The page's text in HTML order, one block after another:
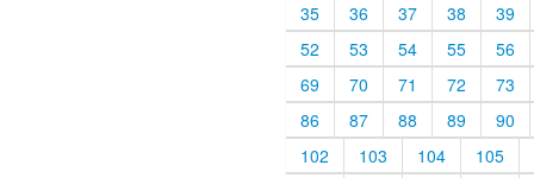
35
36 37 38
39
52
53 54 55
56
69
70 71 72
73
86
87 88 89
90
102
103 104
105